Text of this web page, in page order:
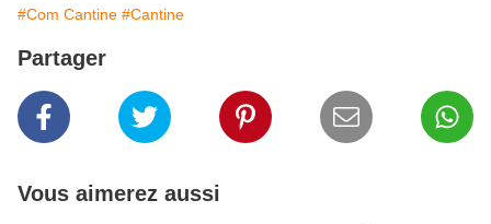
#Com Cantine #Cantine
Partager
Vous aimerez aussi